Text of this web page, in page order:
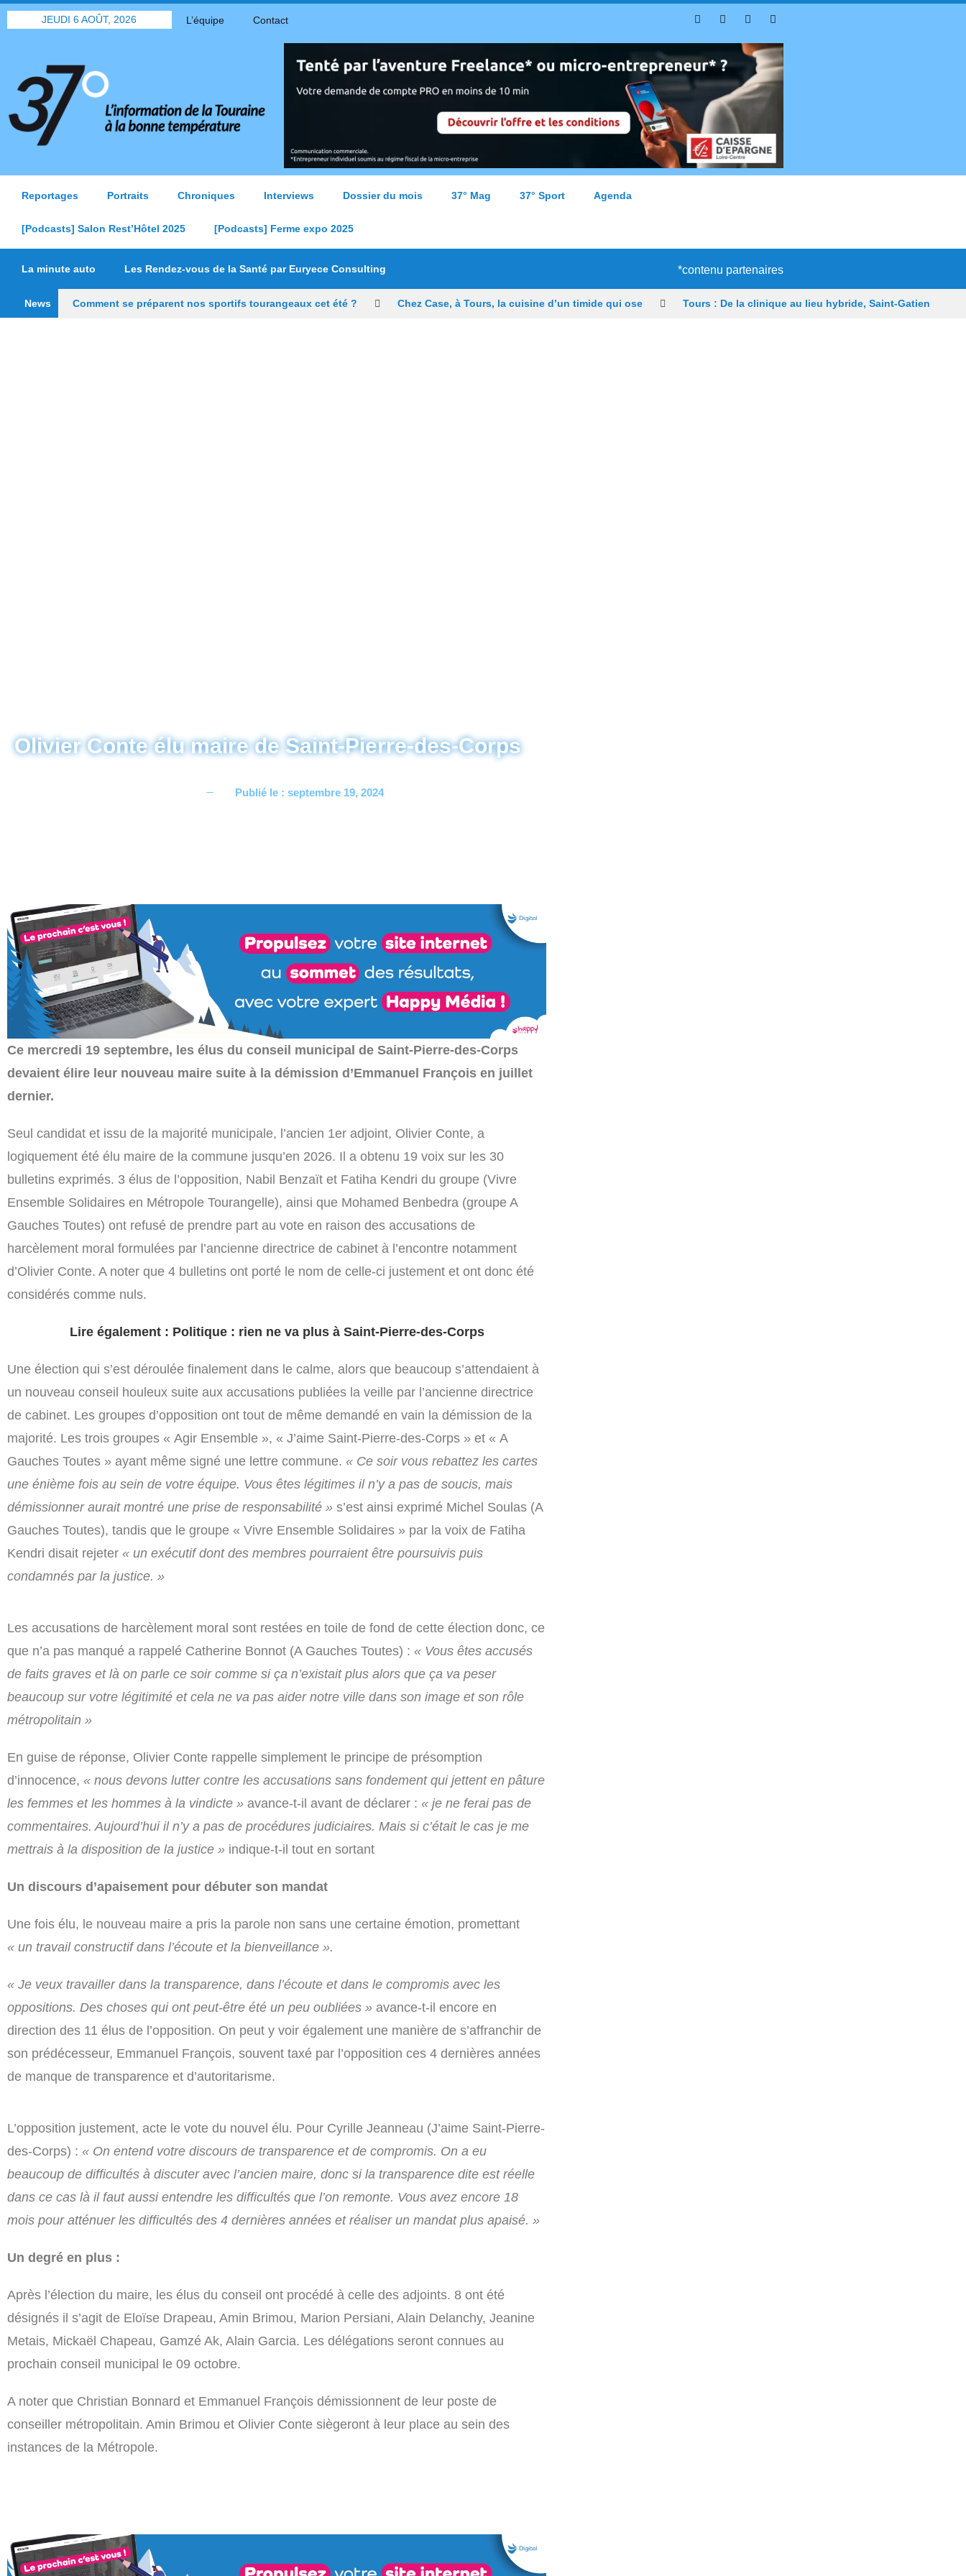
JEUDI 6 AOÛT, 2026 L’équipe Contact
Reportages Portraits Chroniques Interviews Dossier du mois 37° Mag 37° Sport Agenda
[Podcasts] Salon Rest’Hôtel 2025 [Podcasts] Ferme expo 2025
La minute auto Les Rendez-vous de la Santé par Euryece Consulting *contenu partenaires
News Comment se préparent nos sportifs tourangeaux cet été ? Chez Case, à Tours, la cuisine d’un timide qui ose Tours : De la clinique au lieu hybride, Saint-Gatien
Olivier Conte élu maire de Saint-Pierre-des-Corps
Publié le : septembre 19, 2024
Ce mercredi 19 septembre, les élus du conseil municipal de Saint-Pierre-des-Corps
devaient élire leur nouveau maire suite à la démission d’Emmanuel François en juillet
dernier.
Seul candidat et issu de la majorité municipale, l’ancien 1er adjoint, Olivier Conte, a
logiquement été élu maire de la commune jusqu’en 2026. Il a obtenu 19 voix sur les 30
bulletins exprimés. 3 élus de l’opposition, Nabil Benzaït et Fatiha Kendri du groupe (Vivre
Ensemble Solidaires en Métropole Tourangelle), ainsi que Mohamed Benbedra (groupe A
Gauches Toutes) ont refusé de prendre part au vote en raison des accusations de
harcèlement moral formulées par l’ancienne directrice de cabinet à l’encontre notamment
d’Olivier Conte. A noter que 4 bulletins ont porté le nom de celle-ci justement et ont donc été
considérés comme nuls.
Lire également : Politique : rien ne va plus à Saint-Pierre-des-Corps
Une élection qui s’est déroulée finalement dans le calme, alors que beaucoup s’attendaient à
un nouveau conseil houleux suite aux accusations publiées la veille par l’ancienne directrice
de cabinet. Les groupes d’opposition ont tout de même demandé en vain la démission de la
majorité. Les trois groupes « Agir Ensemble », « J’aime Saint-Pierre-des-Corps » et « A
Gauches Toutes » ayant même signé une lettre commune. « Ce soir vous rebattez les cartes
une énième fois au sein de votre équipe. Vous êtes légitimes il n’y a pas de soucis, mais
démissionner aurait montré une prise de responsabilité » s’est ainsi exprimé Michel Soulas (A
Gauches Toutes), tandis que le groupe « Vivre Ensemble Solidaires » par la voix de Fatiha
Kendri disait rejeter « un exécutif dont des membres pourraient être poursuivis puis
condamnés par la justice. »
Les accusations de harcèlement moral sont restées en toile de fond de cette élection donc, ce
que n’a pas manqué a rappelé Catherine Bonnot (A Gauches Toutes) : « Vous êtes accusés
de faits graves et là on parle ce soir comme si ça n’existait plus alors que ça va peser
beaucoup sur votre légitimité et cela ne va pas aider notre ville dans son image et son rôle
métropolitain »
En guise de réponse, Olivier Conte rappelle simplement le principe de présomption
d’innocence, « nous devons lutter contre les accusations sans fondement qui jettent en pâture
les femmes et les hommes à la vindicte » avance-t-il avant de déclarer : « je ne ferai pas de
commentaires. Aujourd’hui il n’y a pas de procédures judiciaires. Mais si c’était le cas je me
mettrais à la disposition de la justice » indique-t-il tout en sortant
Un discours d’apaisement pour débuter son mandat
Une fois élu, le nouveau maire a pris la parole non sans une certaine émotion, promettant
« un travail constructif dans l’écoute et la bienveillance ».
« Je veux travailler dans la transparence, dans l’écoute et dans le compromis avec les
oppositions. Des choses qui ont peut-être été un peu oubliées » avance-t-il encore en
direction des 11 élus de l’opposition. On peut y voir également une manière de s’affranchir de
son prédécesseur, Emmanuel François, souvent taxé par l’opposition ces 4 dernières années
de manque de transparence et d’autoritarisme.
L’opposition justement, acte le vote du nouvel élu. Pour Cyrille Jeanneau (J’aime Saint-Pierre-
des-Corps) : « On entend votre discours de transparence et de compromis. On a eu
beaucoup de difficultés à discuter avec l’ancien maire, donc si la transparence dite est réelle
dans ce cas là il faut aussi entendre les difficultés que l’on remonte. Vous avez encore 18
mois pour atténuer les difficultés des 4 dernières années et réaliser un mandat plus apaisé. »
Un degré en plus :
Après l’élection du maire, les élus du conseil ont procédé à celle des adjoints. 8 ont été
désignés il s’agit de Eloïse Drapeau, Amin Brimou, Marion Persiani, Alain Delanchy, Jeanine
Metais, Mickaël Chapeau, Gamzé Ak, Alain Garcia. Les délégations seront connues au
prochain conseil municipal le 09 octobre.
A noter que Christian Bonnard et Emmanuel François démissionnent de leur poste de
conseiller métropolitain. Amin Brimou et Olivier Conte siègeront à leur place au sein des
instances de la Métropole.